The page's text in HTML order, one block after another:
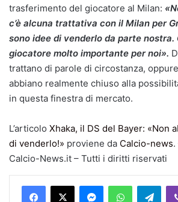
trasferimento del giocatore al Milan:
c’è alcuna trattativa con il Milan per
sono idee di venderlo da parte nostra.
giocatore molto importante per noi».
trattano di parole di circostanza,
abbiano realmente chiuso alla
in questa finestra di mercato.
L’articolo Xhaka, il DS del Bayer: «Non
di venderlo!» proviene da Calcio-news
Calcio-News.it – Tutti i diritti riservati
Telegram